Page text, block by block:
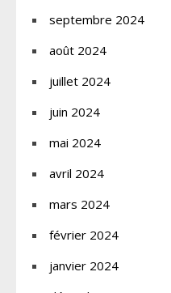
septembre 2024
août 2024
juillet 2024
juin 2024
mai 2024
avril 2024
mars 2024
février 2024
janvier 2024